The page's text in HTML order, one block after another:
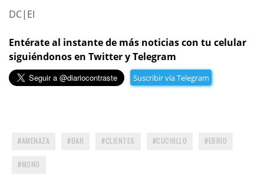
DC|EI
Entérate al instante de más noticias con tu celular
siguiéndonos en Twitter y Telegram
Suscribir vía Telegram
AMENAZA BAR CLIENTES CUCHILLO EBRIO
MONO